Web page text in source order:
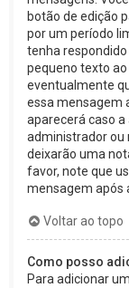
botão de edição
por um período
tenha
pequeno texto
eventualmente
essa mensagem
aparecerá caso
administrador ou
deixarão uma
favor, note que
mensagem após
Voltar ao topo
Como posso
Para adicionar